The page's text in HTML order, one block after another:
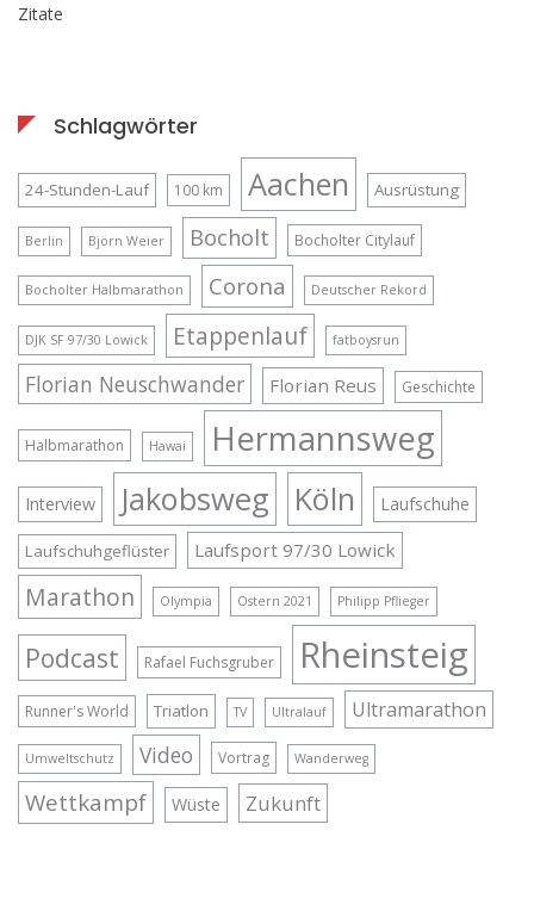
Zitate
Schlagwörter
24-Stunden-Lauf 100 km Aachen Ausrüstung
Berlin Björn Weier Bocholt Bocholter Citylauf
Bocholter Halbmarathon Corona Deutscher Rekord
DJK SF 97/30 Lowick Etappenlauf fatboysrun
Florian Neuschwander Florian Reus Geschichte
Halbmarathon Hawai Hermannsweg
Interview Jakobsweg Köln Laufschuhe
Laufschuhgeflüster Laufsport 97/30 Lowick
Marathon Olympia Ostern 2021 Philipp Pflieger
Podcast Rafael Fuchsgruber Rheinsteig
Runner's World Triatlon TV Ultralauf Ultramarathon
Umweltschutz Video Vortrag Wanderweg
Wettkampf Wüste Zukunft